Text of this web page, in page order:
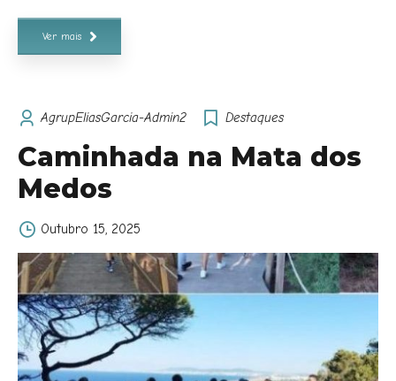
Ver mais
AgrupEliasGarcia-Admin2 Destaques
Caminhada na Mata dos
Medos
Outubro 15, 2025